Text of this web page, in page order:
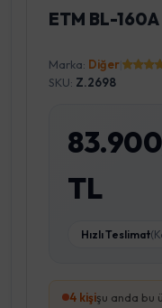
ETM BL-
Marka: Diğer
SKU: Z.2698
TL
Hızlı Teslimat
3 kişişu anda bu